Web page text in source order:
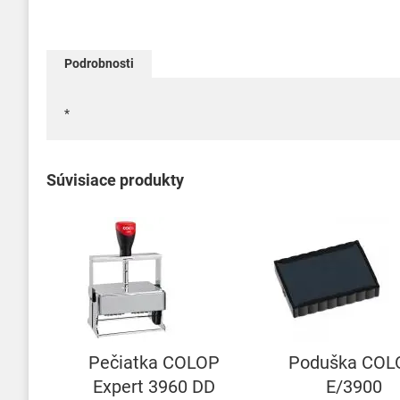
Podrobnosti
*
Súvisiace produkty
Pečiatka COLOP
Expert 3960 DD
Poduška
E/3900